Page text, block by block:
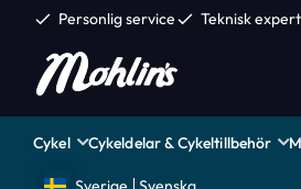
check Personlig servicecheck Teknisk
Cykel Cykeldelar & Cykeltillbehör